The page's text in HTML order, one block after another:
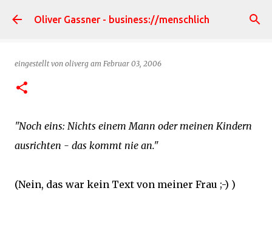
Direkt zum Hauptbereich
Oliver Gassner - business://menschlich
eingestellt von oliverg am Februar 03, 2006
"Noch eins: Nichts einem Mann oder meinen Kindern
ausrichten - das kommt nie an."
(Nein, das war kein Text von meiner Frau ;-) )